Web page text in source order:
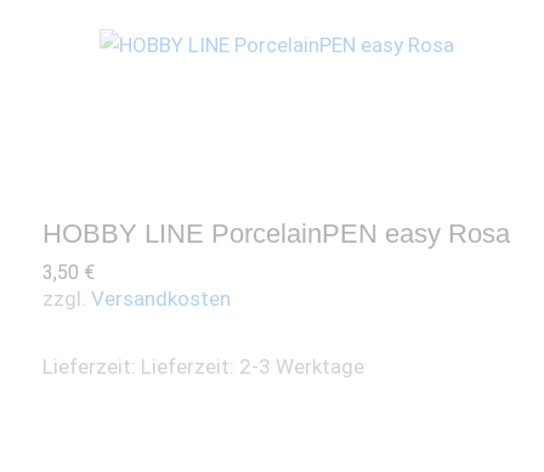
HOBBY LINE PorcelainPEN easy Rosa
3,50 €
zzgl. Versandkosten
Lieferzeit: Lieferzeit: 2-3 Werktage